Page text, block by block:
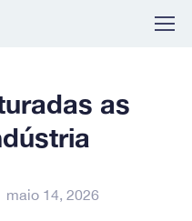
as
maio 14, 2026